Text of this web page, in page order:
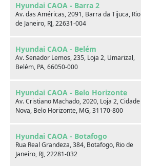
Hyundai CAOA - Barra 2
Av. das Américas, 2091, Barra da Tijuca, Rio
de Janeiro, RJ, 22631-004
Hyundai CAOA - Belém
Av. Senador Lemos, 235, Loja 2, Umarizal,
Belém, PA, 66050-000
Hyundai CAOA - Belo Horizonte
Av. Cristiano Machado, 2020, Loja 2, Cidade
Nova, Belo Horizonte, MG, 31170-800
Hyundai CAOA - Botafogo
Rua Real Grandeza, 384, Botafogo, Rio de
Janeiro, RJ, 22281-032
Venda seu usado